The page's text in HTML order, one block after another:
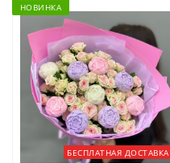
НОВИНКА
БЕСПЛАТНАЯ ДОСТАВКА